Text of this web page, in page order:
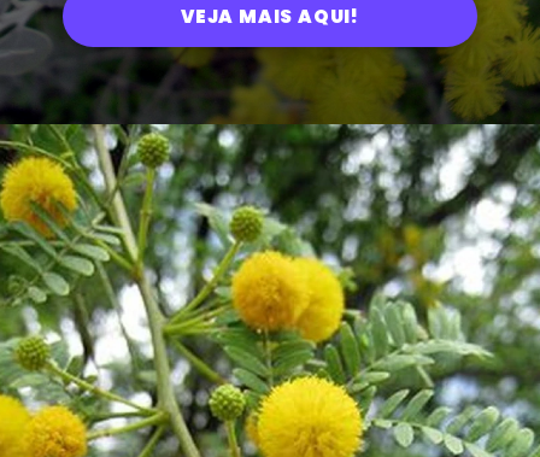
VEJA MAIS AQUI!